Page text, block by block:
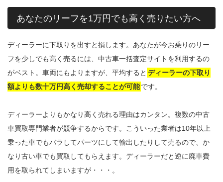
あなたのリーフを1万円でも高く売りたい方へ
ディーラーに下取りを出すと損します。あなたが今お乗りのリー
フを少しでも高く売るには、中古車一括査定サイトを利用するの
がベスト。車両にもよりますが、平均すると ディーラーの下取り
額よりも数十万円高く売却することが可能です。
ディーラーよりもかなり高く売れる理由はカンタン。複数の中古
車買取専門業者が競争するからです。こういった業者は10年以上
乗った車でもバラしてパーツにして輸出したりして売るので、か
なり古い車でも買取してもらえます。ディーラーだと逆に廃車費
用を取られてしまいますが・・・。